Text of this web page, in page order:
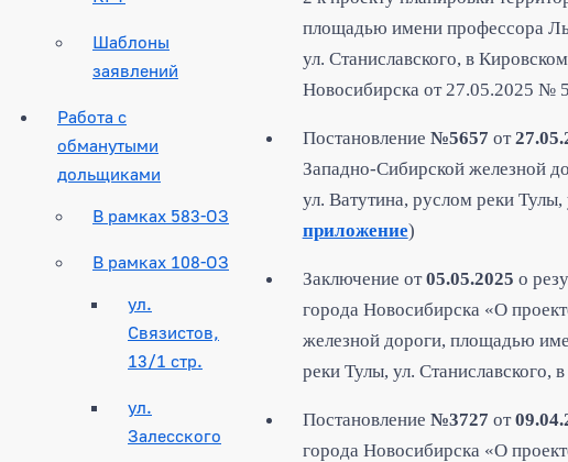
Шаблоны
заявлений
Работа с
обманутыми
дольщиками
В рамках 583-ОЗ
В рамках 108-ОЗ
ул.
Связистов,
13/1 стр.
ул.
Залесского
площадью имени профессора
ул. Станиславского, в
Новосибирска от 27.05.2025 №
Постановление №5657 от
Западно-Сибирской железной
ул. Ватутина, руслом реки
приложение)
Заключение от05.05.2025 о
города Новосибирска «О
железной дороги, площадью
реки Тулы, ул.
Постановление №3727 от
города Новосибирска «О